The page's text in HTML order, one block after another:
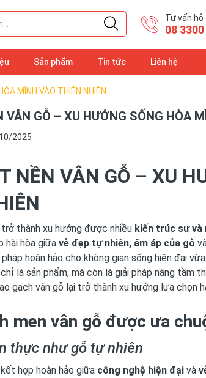
Tư vấn
08
Sản phẩm Tin tức Liên hệ
MÌNH VÀO THIÊN NHIÊN
VÂN GỖ – XU HƯỚNG SỐNG HÒA
2025
NỀN VÂN GỖ – XU
thành xu hướng được nhiều kiến trúc sư
hài hòa giữa vẻ đẹp tự nhiên, ấm áp của gỗ
hoàn hảo cho không gian sống hiện đại
là sản phẩm, mà còn là giải pháp nâng tầm
gạch vân gỗ lại trở thành xu hướng lựa chọn
men vân gỗ được ưa
thực như gỗ tự nhiên
hợp hoàn hảo giữa công nghệ hiện đại và